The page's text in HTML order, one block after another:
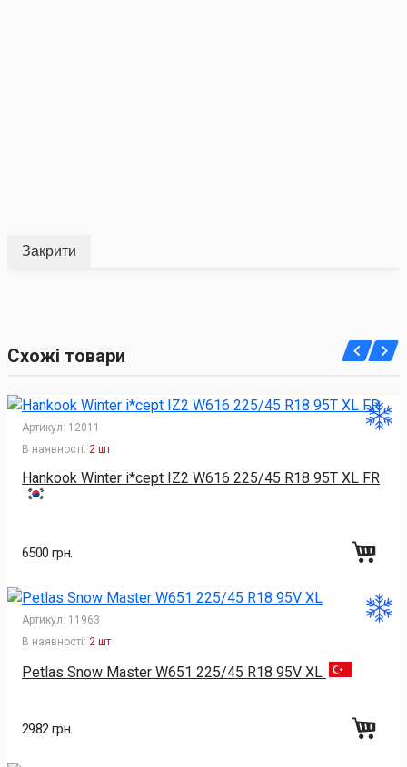
Закрити
Схожі товари
Артикул: 12011
В наявності: 2 шт
Hankook Winter i*cept IZ2 W616 225/45 R18 95T XL FR
6500 грн.
Артикул: 11963
В наявності: 2 шт
Petlas Snow Master W651 225/45 R18 95V XL
2982 грн.